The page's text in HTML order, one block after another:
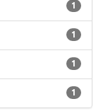
1
1
1
1